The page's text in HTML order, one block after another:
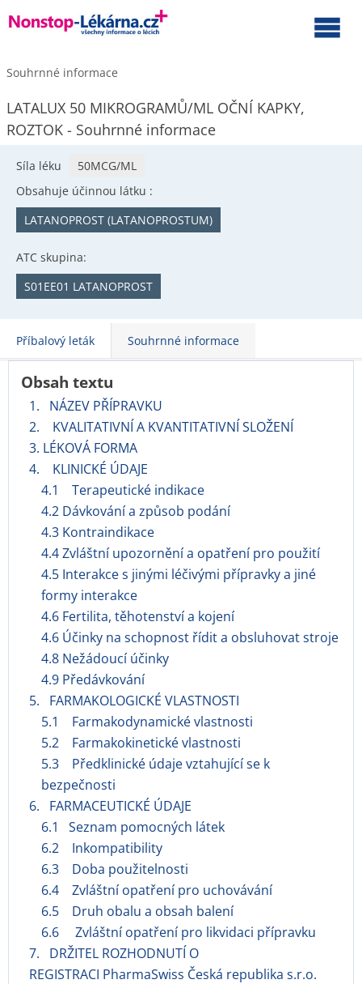
Souhrnné informace
LATALUX 50 MIKROGRAMŮ/ML OČNÍ KAPKY,
ROZTOK - Souhrnné informace
Síla léku
50MCG/ML
Obsahuje účinnou látku :
LATANOPROST (LATANOPROSTUM)
ATC skupina:
S01EE01 LATANOPROST
Příbalový leták Souhrnné informace
Obsah textu
1. NÁZEV PŘÍPRAVKU
2. KVALITATIVNÍ A KVANTITATIVNÍ SLOŽENÍ
3. LÉKOVÁ FORMA
4. KLINICKÉ ÚDAJE
4.1 Terapeutické indikace
4.2 Dávkování a způsob podání
4.3 Kontraindikace
4.4 Zvláštní upozornění a opatření pro použití
4.5 Interakce s jinými léčivými přípravky a jiné
formy interakce
4.6 Fertilita, těhotenství a kojení
4.6 Účinky na schopnost řídit a obsluhovat stroje
4.8 Nežádoucí účinky
4.9 Předávkování
5. FARMAKOLOGICKÉ VLASTNOSTI
5.1 Farmakodynamické vlastnosti
5.2 Farmakokinetické vlastnosti
5.3 Předklinické údaje vztahující se k
bezpečnosti
6. FARMACEUTICKÉ ÚDAJE
6.1 Seznam pomocných látek
6.2 Inkompatibility
6.3 Doba použitelnosti
6.4 Zvláštní opatření pro uchovávání
6.5 Druh obalu a obsah balení
6.6 Zvláštní opatření pro likvidaci přípravku
7. DRŽITEL ROZHODNUTÍ O
REGISTRACI PharmaSwiss Česká republika s.r.o.